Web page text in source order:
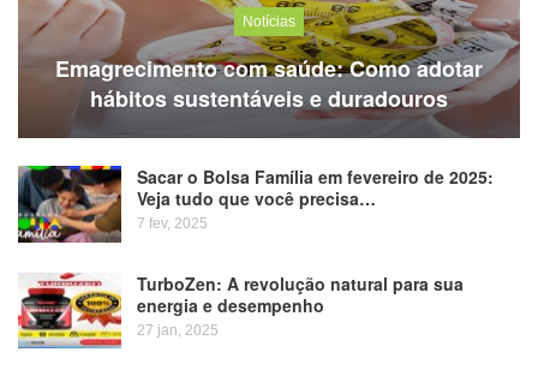
Notícias
Emagrecimento com saúde: Como adotar
hábitos sustentáveis e duradouros
Sacar o Bolsa Família em fevereiro de 2025:
Veja tudo que você precisa…
7 fev, 2025
TurboZen: A revolução natural para sua
energia e desempenho
27 jan, 2025